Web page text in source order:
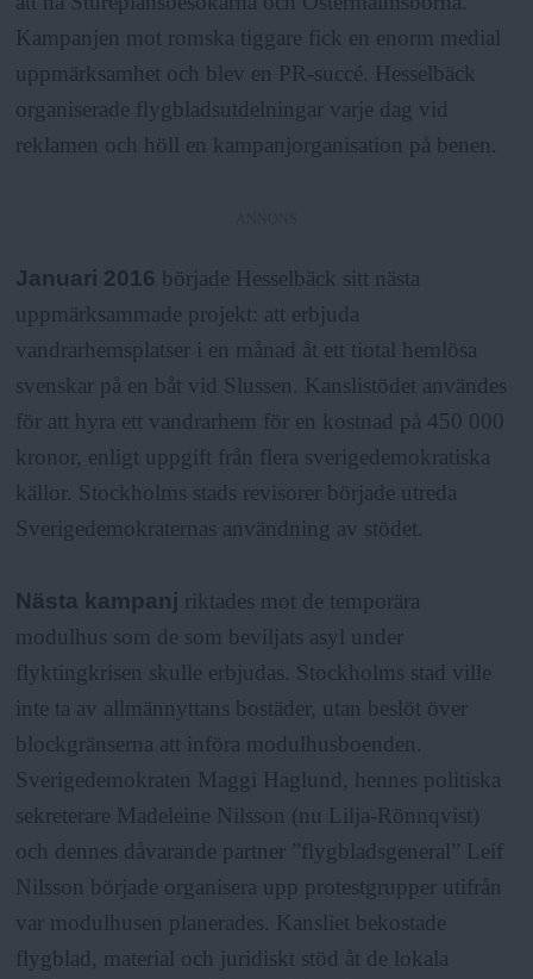
Kampanjen mot romska tiggare fick en enorm medial
uppmärksamhet och blev en PR-succé. Hesselbäck
organiserade flygbladsutdelningar varje dag vid
reklamen och höll en kampanjorganisation på benen.
Januari 2016 började Hesselbäck sitt nästa
uppmärksammade projekt: att erbjuda
vandrarhemsplatser i en månad åt ett tiotal hemlösa
svenskar på en båt vid Slussen. Kanslistödet användes
för att hyra ett vandrarhem för en kostnad på 450 000
kronor, enligt uppgift från flera sverigedemokratiska
källor. Stockholms stads revisorer började utreda
Sverigedemokraternas användning av stödet.
Nästa kampanj riktades mot de temporära
modulhus som de som beviljats asyl under
flyktingkrisen skulle erbjudas. Stockholms stad ville
inte ta av allmännyttans bostäder, utan beslöt över
blockgränserna att införa modulhusboenden.
Sverigedemokraten Maggi Haglund, hennes politiska
sekreterare Madeleine Nilsson (nu Lilja-Rönnqvist)
och dennes dåvarande partner ”flygbladsgeneral” Leif
Nilsson började organisera upp protestgrupper utifrån
var modulhusen planerades. Kansliet bekostade
flygblad, material och juridiskt stöd åt de lokala